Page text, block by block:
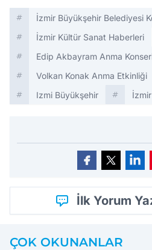
İzmir Büyükşehir Belediyesi
İzmir Kültür Sanat Haberleri
Edip Akbayram Anma
Volkan Konak Anma Etkinliği
Izmi Büyükşehir
İlk Yorum
ÇOK OKUNANLAR